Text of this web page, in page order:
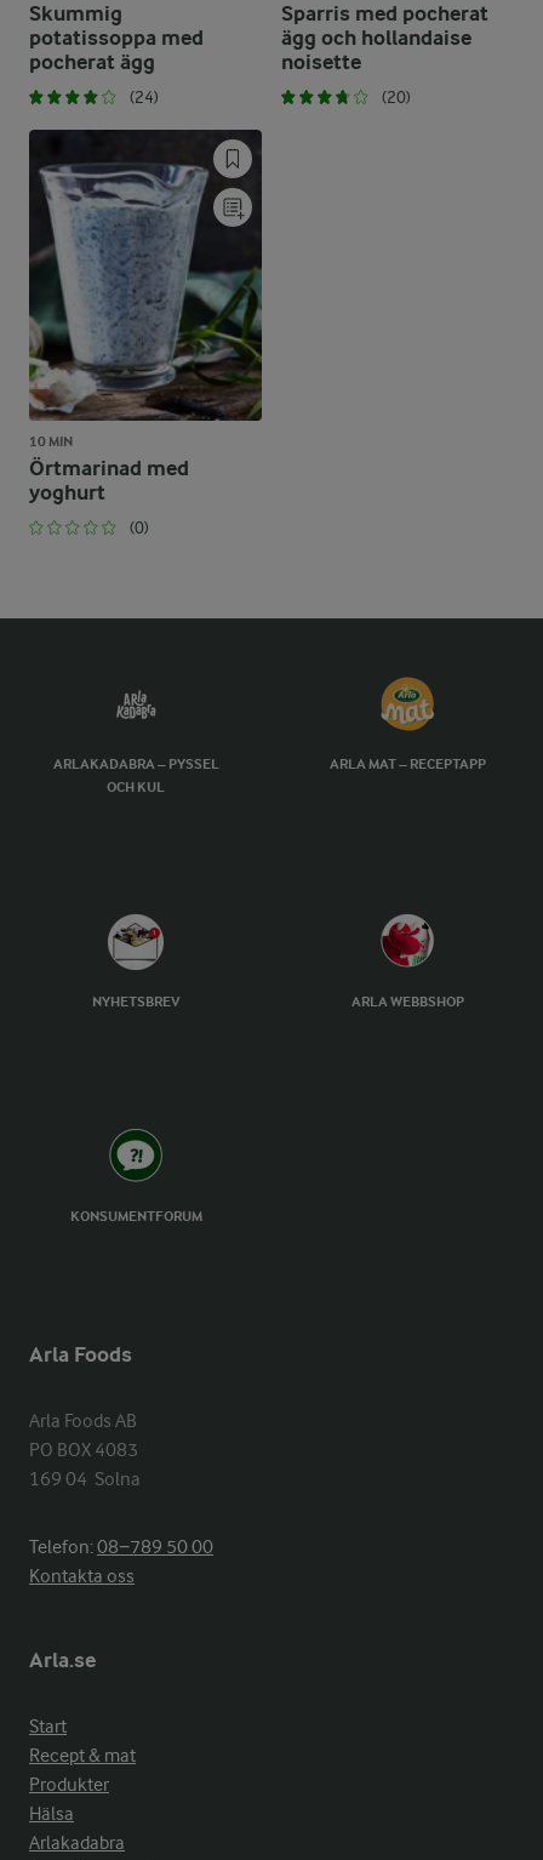
Skummig
potatissoppa med
pocherat ägg
(24)
Sparris med pocherat
ägg och hollandaise
noisette
(20)
10 MIN
Örtmarinad med
yoghurt
(0)
ARLAKADABRA – PYSSEL
OCH KUL
ARLA MAT – RECEPTAPP
NYHETSBREV ARLA WEBBSHOP
KONSUMENTFORUM
Arla Foods
Arla Foods AB
PO BOX 4083
169 04  Solna
Telefon:08−789 50 00
Kontakta oss
Arla.se
Start
Recept & mat
Produkter
Hälsa
Arlakadabra